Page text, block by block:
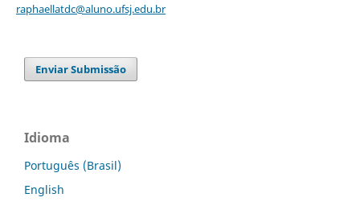
raphaellatdc@aluno.ufsj.edu.br
Enviar Submissão
Idioma
Português (Brasil)
English